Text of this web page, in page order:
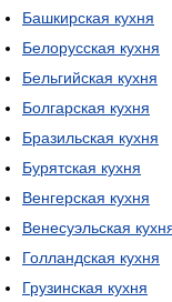
Башкирская кухня
Белорусская кухня
Бельгийская кухня
Болгарская кухня
Бразильская кухня
Бурятская кухня
Венгерская кухня
Венесуэльская
Голландская кухня
Грузинская кухня